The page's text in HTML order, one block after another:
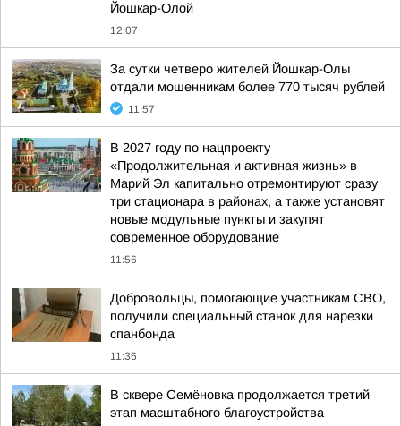
Йошкар-Олой
12:07
За сутки четверо жителей Йошкар-Олы
отдали мошенникам более 770 тысяч рублей
11:57
В 2027 году по нацпроекту
«Продолжительная и активная жизнь» в
Марий Эл капитально отремонтируют сразу
три стационара в районах, а также установят
новые модульные пункты и закупят
современное оборудование
11:56
Добровольцы, помогающие участникам СВО,
получили специальный станок для нарезки
спанбонда
11:36
В сквере Семёновка продолжается третий
этап масштабного благоустройства